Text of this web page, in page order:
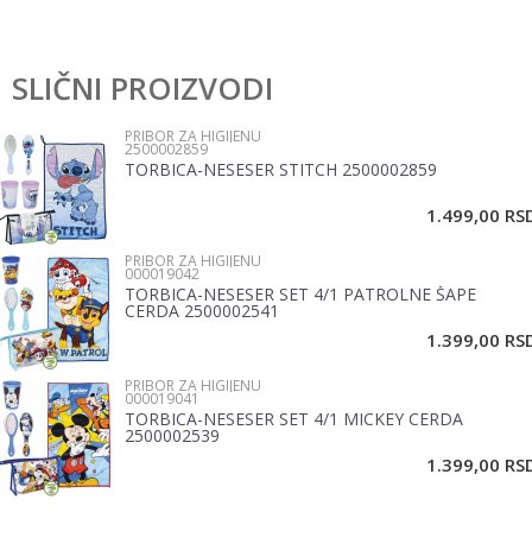
Brend
Ime/Nadimak
Email
Poruka
SLIČNI PROIZVODI
PRIBOR ZA HIGIJENU
2500002859
TORBICA-NESESER STITCH 2500002859
1.499,00
PRIBOR ZA HIGIJENU
000019042
TORBICA-NESESER SET 4/1 PATROLNE ŠAPE
CERDA 2500002541
1.399,00
PRIBOR ZA HIGIJENU
000019041
TORBICA-NESESER SET 4/1 MICKEY CERDA
2500002539
1.399,00